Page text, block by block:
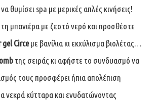
θυμίσει spa με μερικές απλές κινήσεις!
μπανιέρα με ζεστό νερό και προσθέστε
gel Circeμε βανίλια κι εκχύλισμα βιολέτας…
της σειράς κι αφήστε το συνδυασμό να
τους προσφέρει ήπια απολέπιση
νεκρά κύτταρα και ενυδατώνοντας